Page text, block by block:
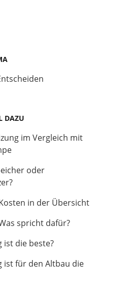
DAZU
im Vergleich mit
oder
in der Übersicht
spricht dafür?
ist die beste?
ist für den Altbau die